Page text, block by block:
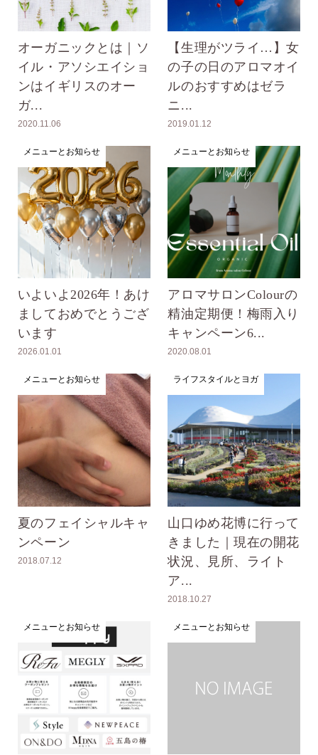
オーガニックとは｜ソ
イル・アソシエイショ
ンはイギリスのオー
ガ...
2020.11.06
【生理がツライ…】女
の子の日のアロマオイ
ルのおすすめはゼラ
ニ...
2019.01.12
メニューとお知らせ
いよいよ2026年！あけ
ましておめでとうござ
います
2026.01.01
メニューとお知らせ
アロマサロンColourの
精油定期便！梅雨入り
キャンペーン6...
2020.08.01
メニューとお知らせ
夏のフェイシャルキャ
ンペーン
2018.07.12
ライフスタイルとヨガ
山口ゆめ花博に行って
きました｜現在の開花
状況、見所、ライト
ア...
2018.10.27
メニューとお知らせ メニューとお知らせ